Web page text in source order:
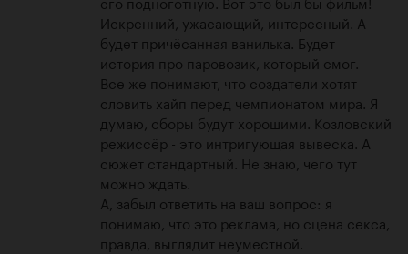
Искренний, ужасающий, интересный. А
будет причёсанная ванилька. Будет
история про паровозик, который смог.
Все же понимают, что создатели хотят
словить хайп перед чемпионатом мира. Я
думаю, сборы будут хорошими. Козловский
режиссёр - это интригующая вывеска. А
сюжет стандартный. Не знаю, чего тут
можно ждать.
А, забыл ответить на ваш вопрос: я
понимаю, что это реклама, но сцена секса,
правда, выглядит неуместной.